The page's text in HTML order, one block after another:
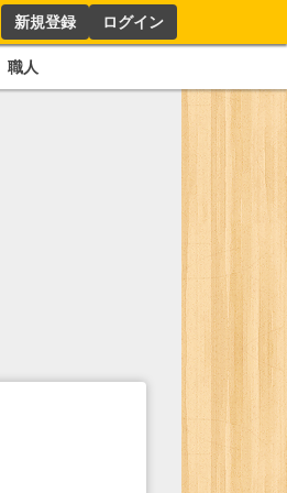
新規登録 ログイン
職人